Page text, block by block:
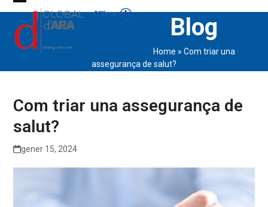
Skip
content
Open
mobile
menu
Close
mobile
menu
Blog
Home » Com triar una
assegurança de salut?
Com triar una assegurança de
salut?
gener 15, 2024